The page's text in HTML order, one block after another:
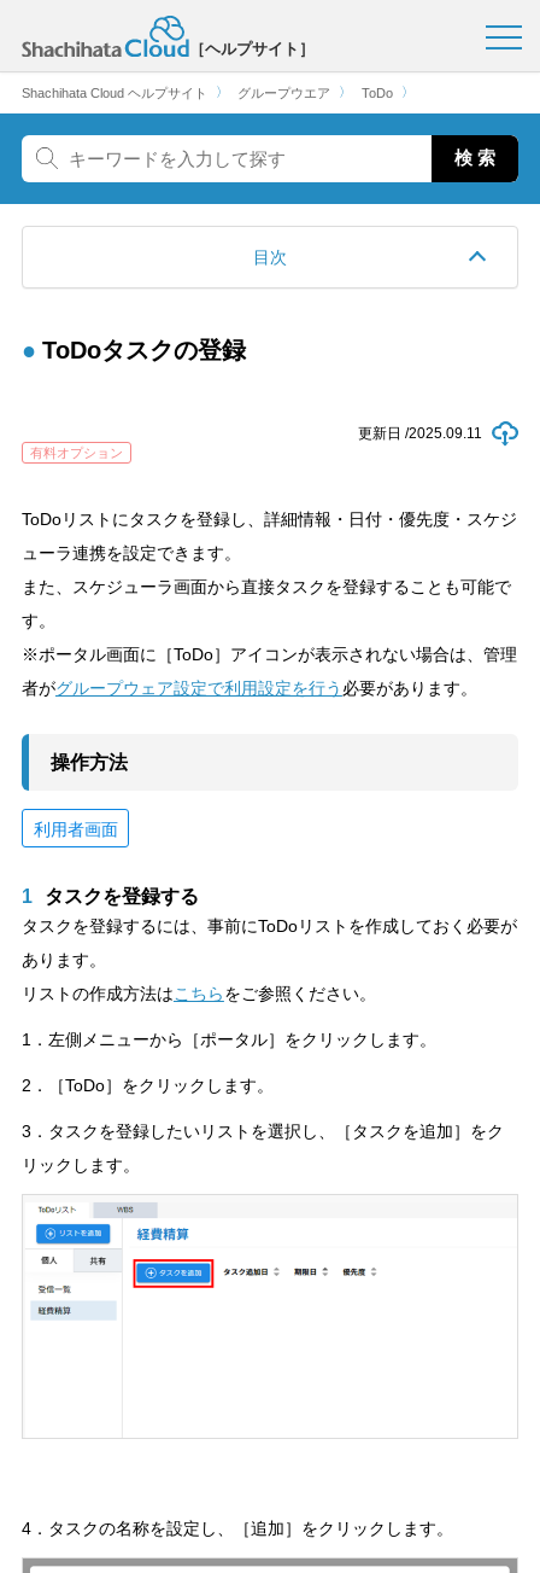
［ヘルプサイト］
Shachihata Cloud ヘルプサイト 〉 グループウエア 〉 ToDo 〉
目次
ToDoタスクの登録
有料オプション
更新日 /2025.09.11
ToDoリストにタスクを登録し、詳細情報・日付・優先度・スケジ
ューラ連携を設定できます。
また、スケジューラ画面から直接タスクを登録することも可能で
す。
※ポータル画面に［ToDo］アイコンが表示されない場合は、管理
者がグループウェア設定で利用設定を行う 必要があります。
操作方法
利用者画面
1 タスクを登録する
タスクを登録するには、事前にToDoリストを作成しておく必要が
あります。
リストの作成方法はこちらをご参照ください。
1．左側メニューから［ポータル］をクリックします。
2．［ToDo］をクリックします。
3．タスクを登録したいリストを選択し、［タスクを追加］をク
リックします。
4．タスクの名称を設定し、［追加］をクリックします。